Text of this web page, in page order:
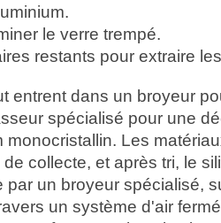
le verre trempé.
restants pour extraire
entrent dans un broyeur
spécialisé pour une
Les
collecte, et après tri, le
un broyeur spécialisé,
un système d'air